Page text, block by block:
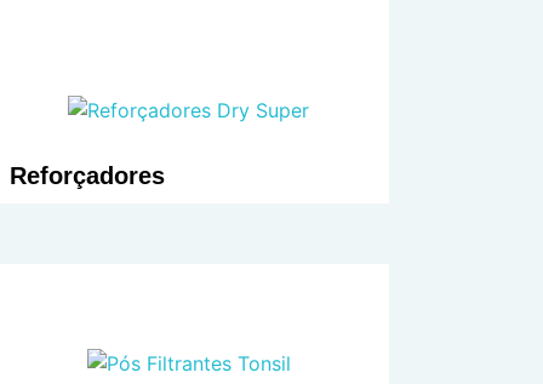
Reforçadores